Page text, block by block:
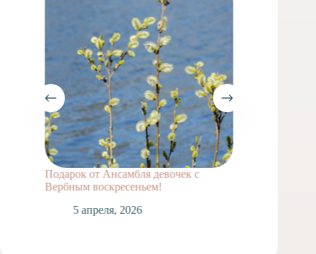
Подарок от Ансамбля девочек с
Вербным воскресеньем!
5 апреля, 2026